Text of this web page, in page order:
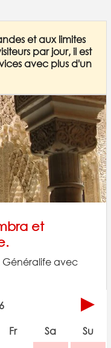
et aux limites
par jour, il est
avec plus d'un
et
Généralife avec